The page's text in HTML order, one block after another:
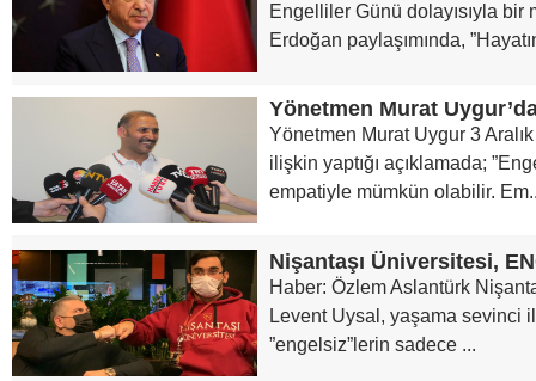
Engelliler Günü dolayısıyla bir
Erdoğan paylaşımında,
Yönetmen Murat Uygur 3
ilişkin yaptığı açıklamada;
empatiyle mümkün olabilir.
Nişantaşı Üniversitesi,
Haber: Özlem Aslantürk
Levent Uysal, yaşama sevinci
”engelsiz”lerin sadece ...